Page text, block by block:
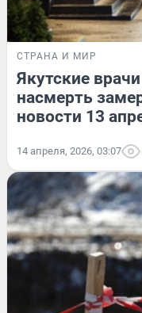
СТРАНА И МИР
Якутские
насмерть
новости 13
14 апреля, 2026, 03:07